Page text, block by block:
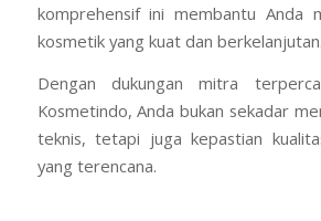
komprehensif ini membantu Anda
kosmetik yang kuat dan berkelanjutan.
Dengan dukungan mitra
Kosmetindo, Anda bukan sekadar
teknis, tetapi juga kepastian
yang terencana.